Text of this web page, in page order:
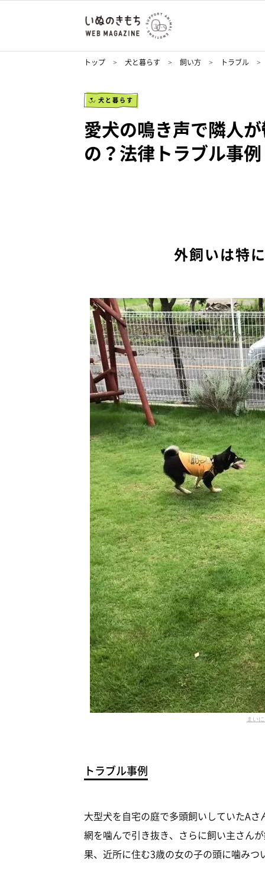
トップ 犬と暮らす 飼い方 トラブル
犬と暮らす
愛犬の鳴き声で隣人
の？法律トラブル事例
外飼いは特
まい
トラブル事例
大型犬を自宅の庭で多頭飼いしていたA
網を噛んで引き抜き、さらに飼い主さん
果、近所に住む3歳の女の子の頭に噛みつ